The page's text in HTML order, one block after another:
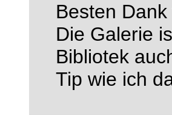
Besten
Die Galerie
Bibliotek
Tip wie ich